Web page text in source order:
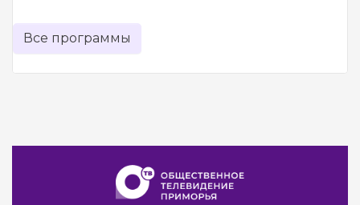
Все программы